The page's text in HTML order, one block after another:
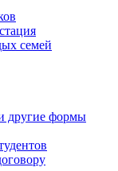
семей
другие формы